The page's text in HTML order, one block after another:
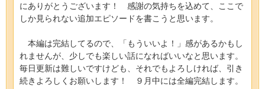
にありがとうございます！ 感謝の気持ちを込めて、ここで
しか見られない追加エピソードを書こうと思います。
本編は完結してるので、「もういいよ！」感があるかもし
れませんが、少しでも楽しい話になればいいなと思います。
毎日更新は難しいですけども、それでもよろしければ、引き
続きよろしくお願いします！ ９月中には全編完結します。